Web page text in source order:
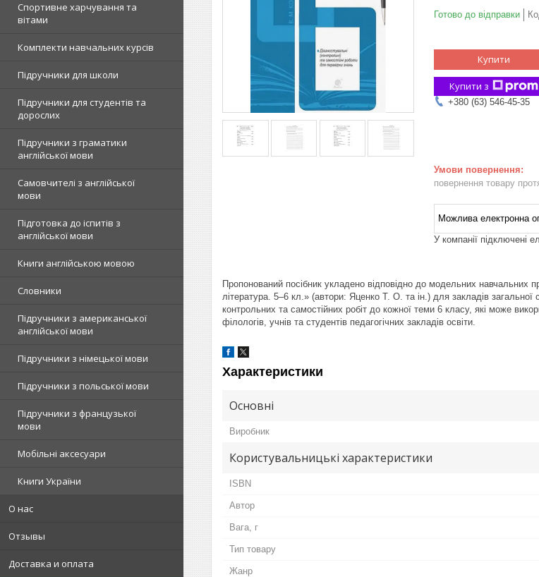
Спортивне харчування та
вітами
Комплекти навчальних курсів
Підручники для школи
Підручники для студентів та
дорослих
Підручники з граматики
англійської мови
Самовчителі з англійської
мови
Підготовка до іспитів з
англійської мови
Книги англійською мовою
Словники
Підручники з американської
англійської мови
Підручники з німецької мови
Підручники з польської мови
Підручники з французької
мови
Мобільні аксесуари
Книги України
О нас
Отзывы
Доставка и оплата
Готово до відправки
Купити
Купити з
+380 (63) 546-45-35
повернення товару
У компанії підключені
Пропонований посібник укладено відповідно до модельних навчальних
література. 5–6 кл.» (автори: Яценко Т. О. та ін.) для закладів загальної
контрольних та самостійних робіт до кожної теми 6 класу, які може
філологів, учнів та студентів педагогічних закладів освіти.
Характеристики
Основні
Виробник
Користувальницькі характеристики
ISBN
Автор
Вага, г
Тип товару
Жанр